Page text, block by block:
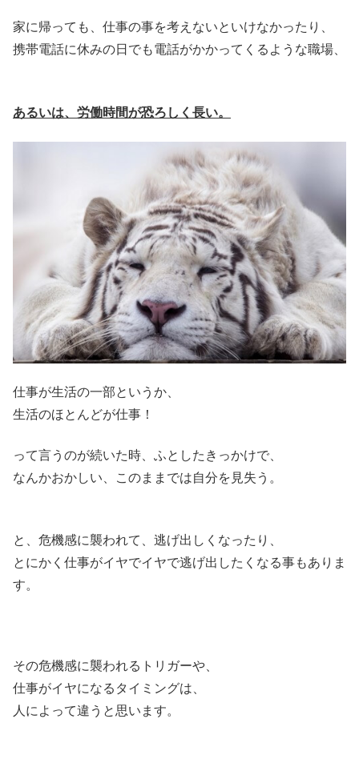
家に帰っても、仕事の事を考えないといけなかったり、
携帯電話に休みの日でも電話がかかってくるような職場、
あるいは、労働時間が恐ろしく長い。
仕事が生活の一部というか、
生活のほとんどが仕事！
って言うのが続いた時、ふとしたきっかけで、
なんかおかしい、このままでは自分を見失う。
と、危機感に襲われて、逃げ出しくなったり、
とにかく仕事がイヤでイヤで逃げ出したくなる事もありま
す。
その危機感に襲われるトリガーや、
仕事がイヤになるタイミングは、
人によって違うと思います。